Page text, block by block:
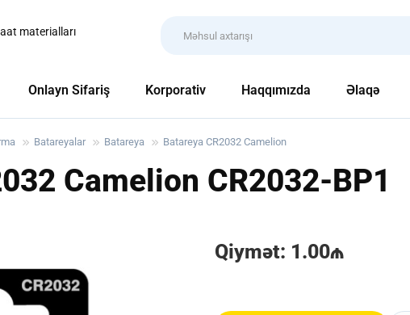
materialları
Onlayn Sifariş Korporativ Haqqımızda Əlaqə
Batareyalar Batareya Batareya CR2032 Camelion
Camelion CR2032-BP1
Qiymət: 1.00₼